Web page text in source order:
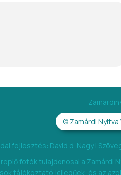
© Zamárdi Nyitva
fejlesztés: David d. Nagy |
fotók tulajdonosai a Zamárdi
tájékoztató jellegűek, és az